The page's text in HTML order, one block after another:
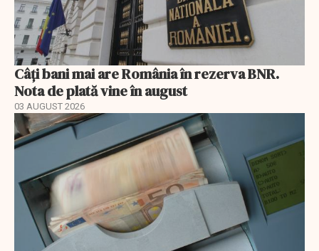
Câți bani mai are România în rezerva BNR.
Nota de plată vine în august
03 AUGUST 2026